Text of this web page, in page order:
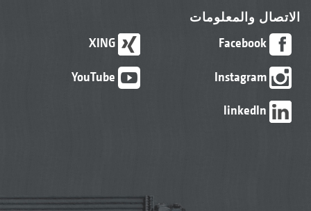
الاتصال والمعلومات
Facebook
Instagram
XING